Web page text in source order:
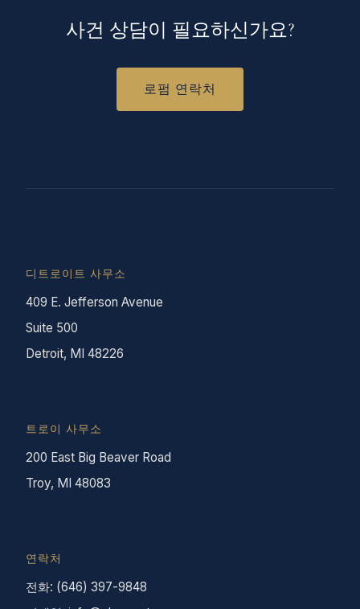
사건 상담이 필요하신가요?
로펌 연락처
디트로이트 사무소
409 E. Jefferson Avenue
Suite 500
Detroit, MI 48226
트로이 사무소
200 East Big Beaver Road
Troy, MI 48083
연락처
전화: (646) 397-9848